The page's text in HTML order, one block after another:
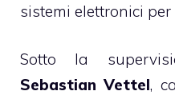
sistemi elettronici
Sotto la
Sebastian Vettel,